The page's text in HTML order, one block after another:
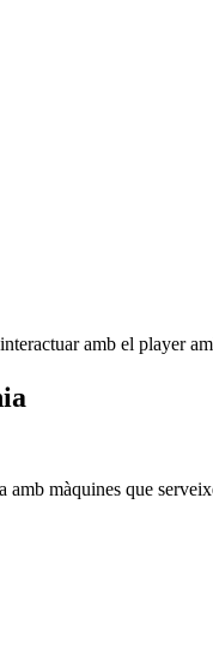
amb el player
amb màquines que